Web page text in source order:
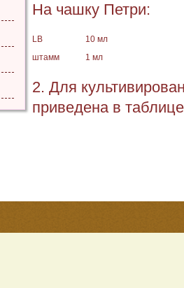
На чашку Петри:
LB
штамм
10 мл
1 мл
2. Для
приведена в